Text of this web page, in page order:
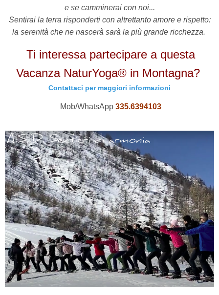
e se camminerai con noi...
Sentirai la terra risponderti con altrettanto amore e rispetto:
la serenità che ne nascerà sarà la più grande ricchezza.
Ti interessa partecipare a questa
Vacanza NaturYoga® in Montagna?
Contattaci per maggiori informazioni
Mob/WhatsApp 335.6394103